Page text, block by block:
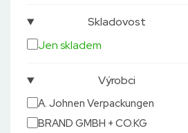
Skladovost
Jen skladem
Výrobci
A. Johnen Verpackungen
BRAND GMBH + CO.KG